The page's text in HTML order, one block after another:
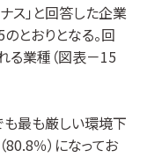
ス」と回答した企業
とおりとなる。回
る業種（図表－15
最も厳しい環境下
80.8％）になってお